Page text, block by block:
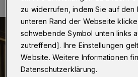
zu widerrufen, indem Sie auf den
unteren Rand der Webseite
schwebende Symbol unten links
zutreffend]. Ihre Einstellungen
Website. Weitere Informationen
Datenschutzerklärung.